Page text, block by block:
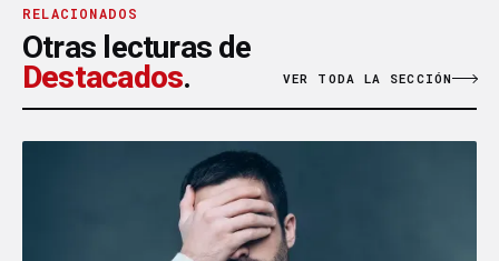
RELACIONADOS
Otras lecturas de
Destacados. VER TODA LA SECCIÓN